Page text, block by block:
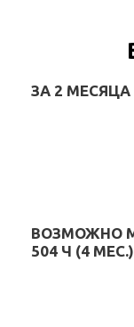
ЗА 2
ВОЗМОЖНО
504 Ч (4